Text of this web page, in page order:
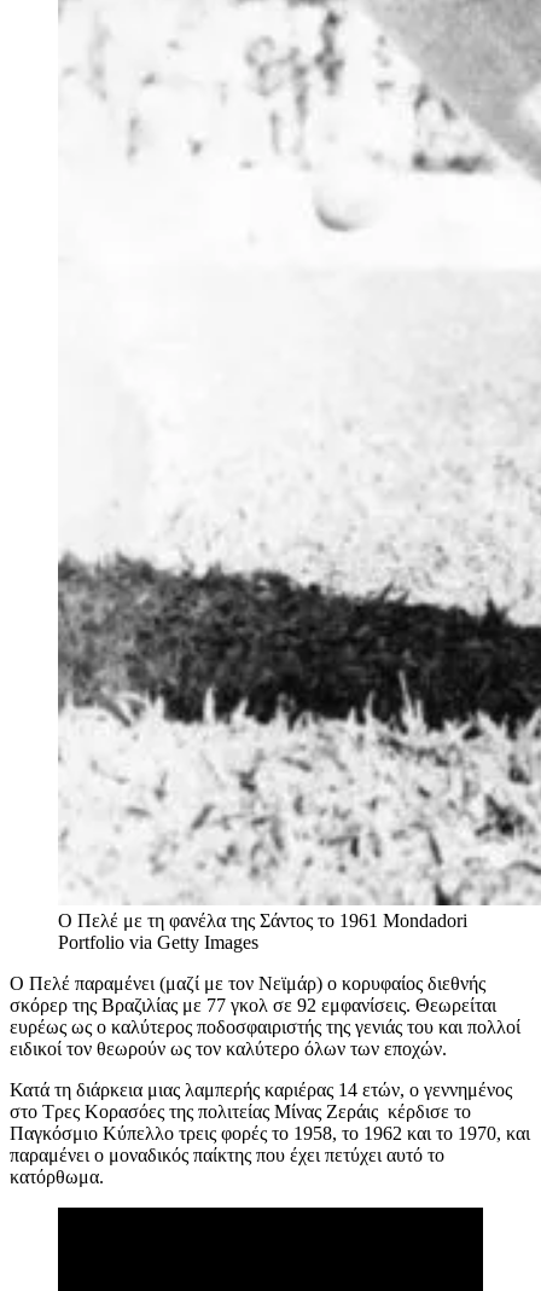
O Πελέ με τη φανέλα της Σάντος το 1961 Mondadori
Portfolio via Getty Images
Ο Πελέ παραμένει (μαζί με τον Νεϊμάρ) ο κορυφαίος διεθνής
σκόρερ της Βραζιλίας με 77 γκολ σε 92 εμφανίσεις. Θεωρείται
ευρέως ως ο καλύτερος ποδοσφαιριστής της γενιάς του και πολλοί
ειδικοί τον θεωρούν ως τον καλύτερο όλων των εποχών.
Κατά τη διάρκεια μιας λαμπερής καριέρας 14 ετών, ο γεννημένος
στο Τρες Κορασόες της πολιτείας Μίνας Ζεράις κέρδισε το
Παγκόσμιο Κύπελλο τρεις φορές το 1958, το 1962 και το 1970, και
παραμένει ο μοναδικός παίκτης που έχει πετύχει αυτό το
κατόρθωμα.